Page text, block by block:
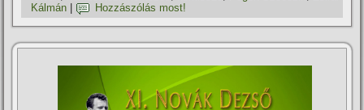
Kálmán
Hozzászólás most!